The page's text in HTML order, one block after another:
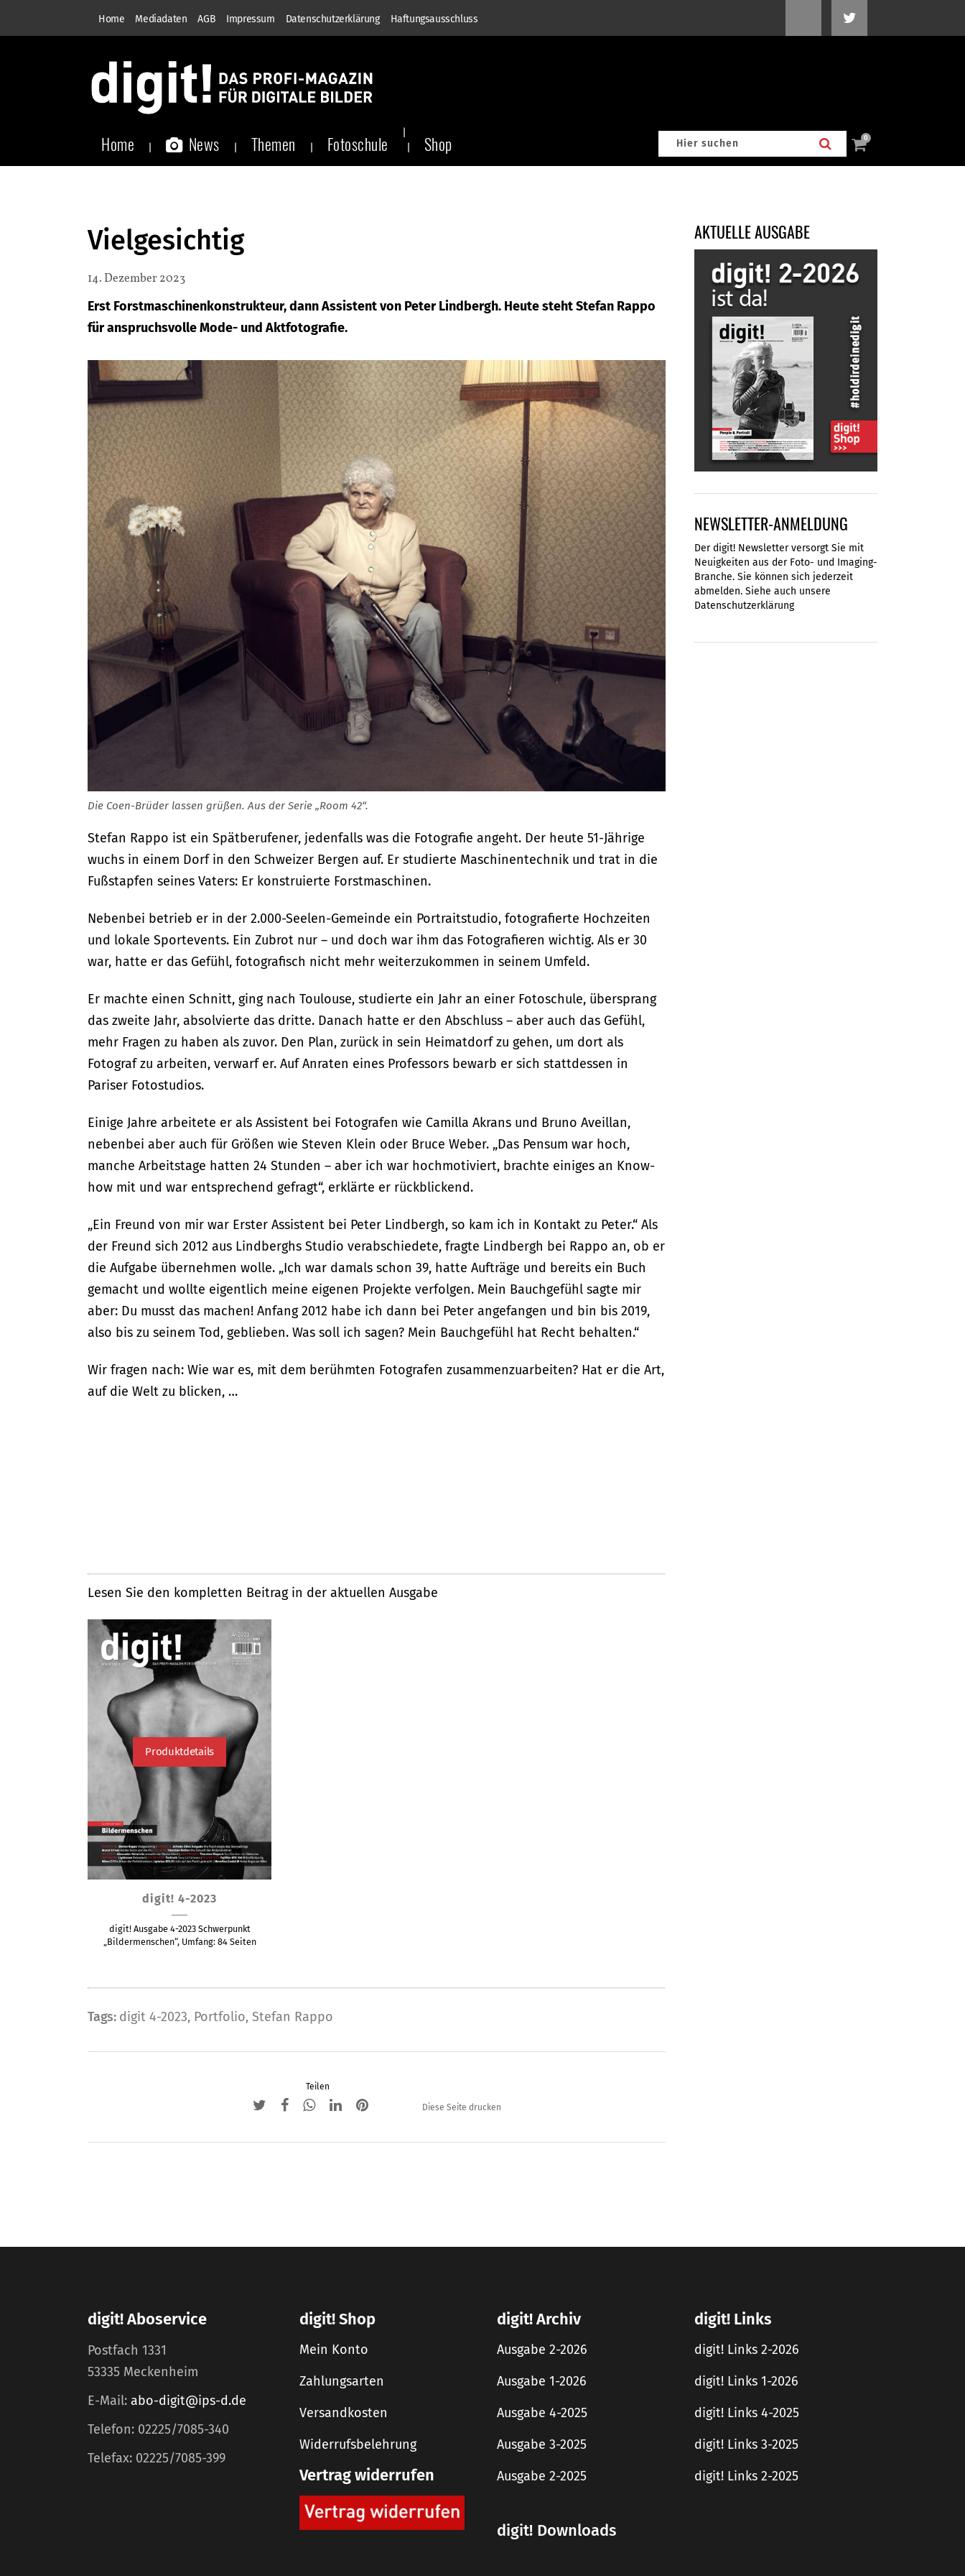
Home Mediadaten AGB Impressum Datenschutzerklärung Haftungsausschluss
Home News Themen Fotoschule Shop 0
Vielgesichtig
14. Dezember 2023
Erst Forstmaschinenkonstrukteur, dann Assistent von Peter Lindbergh. Heute steht Stefan Rappo
für anspruchsvolle Mode- und Aktfotografie.
Die Coen-Brüder lassen grüßen. Aus der Serie „Room 42“.
Stefan Rappo ist ein Spätberufener, jedenfalls was die Fotografie angeht. Der heute 51-Jährige
wuchs in einem Dorf in den Schweizer Bergen auf. Er studierte Maschinentechnik und trat in die
Fußstapfen seines Vaters: Er konstruierte Forstmaschinen.
Nebenbei betrieb er in der 2.000-Seelen-Gemeinde ein Portraitstudio, fotografierte Hochzeiten
und lokale Sportevents. Ein Zubrot nur – und doch war ihm das Fotografieren wichtig. Als er 30
war, hatte er das Gefühl, fotografisch nicht mehr weiterzukommen in seinem Umfeld.
Er machte einen Schnitt, ging nach Toulouse, studierte ein Jahr an einer Fotoschule, übersprang
das zweite Jahr, absolvierte das dritte. Danach hatte er den Abschluss – aber auch das Gefühl,
mehr Fragen zu haben als zuvor. Den Plan, zurück in sein Heimatdorf zu gehen, um dort als
Fotograf zu arbeiten, verwarf er. Auf Anraten eines Professors bewarb er sich stattdessen in
Pariser Fotostudios.
Einige Jahre arbeitete er als Assistent bei Fotografen wie Camilla Akrans und Bruno Aveillan,
nebenbei aber auch für Größen wie Steven Klein oder Bruce Weber. „Das Pensum war hoch,
manche Arbeitstage hatten 24 Stunden – aber ich war hochmotiviert, brachte einiges an Know-
how mit und war entsprechend gefragt“, erklärte er rückblickend.
„Ein Freund von mir war Erster Assistent bei Peter Lindbergh, so kam ich in Kontakt zu Peter.“ Als
der Freund sich 2012 aus Lindberghs Studio verabschiedete, fragte Lindbergh bei Rappo an, ob er
die Aufgabe übernehmen wolle. „Ich war damals schon 39, hatte Aufträge und bereits ein Buch
gemacht und wollte eigentlich meine eigenen Projekte verfolgen. Mein Bauchgefühl sagte mir
aber: Du musst das machen! Anfang 2012 habe ich dann bei Peter angefangen und bin bis 2019,
also bis zu seinem Tod, geblieben. Was soll ich sagen? Mein Bauchgefühl hat Recht behalten.“
Wir fragen nach: Wie war es, mit dem berühmten Fotografen zusammenzuarbeiten? Hat er die Art,
auf die Welt zu blicken, …
Lesen Sie den kompletten Beitrag in der aktuellen Ausgabe
Produktdetails
weist
mehrere
Optionen
auf
digit! 4-2023
digit! Ausgabe 4-2023 Schwerpunkt
„Bildermenschen“, Umfang: 84 Seiten
Tags: digit 4-2023, Portfolio, Stefan Rappo
Teilen
Diese Seite drucken
AKTUELLE AUSGABE
NEWSLETTER-ANMELDUNG
Der digit! Newsletter versorgt Sie mit
Neuigkeiten aus der Foto- und Imaging-
Branche. Sie können sich jederzeit
abmelden. Siehe auch unsere
Datenschutzerklärung
digit! Aboservice
Postfach 1331
53335 Meckenheim
E-Mail: abo-digit@ips-d.de
Telefon: 02225/7085-340
Telefax: 02225/7085-399
digit! Shop
Mein Konto
Zahlungsarten
Versandkosten
Widerrufsbelehrung
Vertrag widerrufen
digit! Archiv
Ausgabe 2-2026
Ausgabe 1-2026
Ausgabe 4-2025
Ausgabe 3-2025
Ausgabe 2-2025
digit! Downloads
digit! Links
digit! Links 2-2026
digit! Links 1-2026
digit! Links 4-2025
digit! Links 3-2025
digit! Links 2-2025